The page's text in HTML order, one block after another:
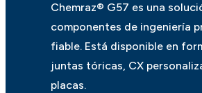
Chemraz® G57 es una
componentes de ingeniería
fiable. Está disponible en
juntas tóricas, CX
placas.